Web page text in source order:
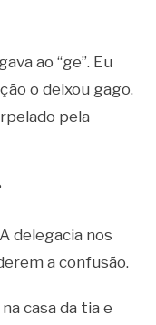
ao “ge”. Eu
o deixou gago.
pela
delegacia nos
a confusão.
casa da tia e